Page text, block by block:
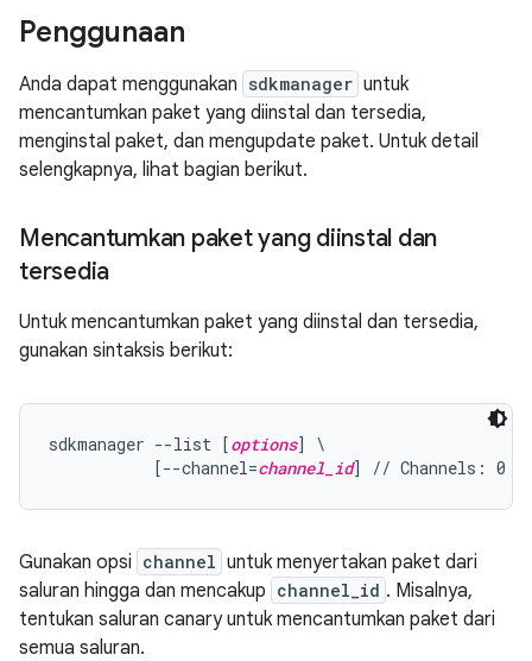
Penggunaan
Anda dapat menggunakan sdkmanager untuk
mencantumkan paket yang diinstal dan tersedia,
menginstal paket, dan mengupdate paket. Untuk detail
selengkapnya, lihat bagian berikut.
Mencantumkan paket yang diinstal dan
tersedia
Untuk mencantumkan paket yang diinstal dan tersedia,
gunakan sintaksis berikut:
sdkmanager --list [options] \
           [--channel=
channel_id
Gunakan opsi channel untuk menyertakan paket dari
saluran hingga dan mencakup channel_id . Misalnya,
tentukan saluran canary untuk mencantumkan paket dari
semua saluran.